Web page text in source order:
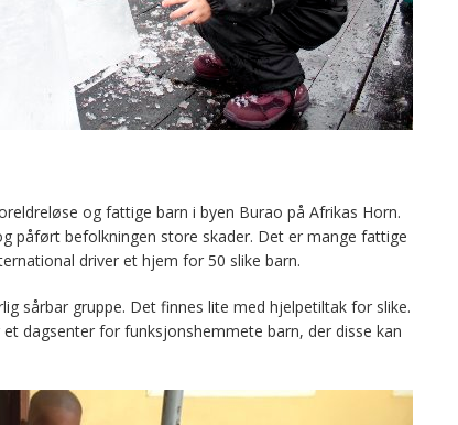
og fattige barn i byen Burao på Afrikas Horn.
påført befolkningen store skader. Det er mange fattige
driver et hjem for 50 slike barn.
sårbar gruppe. Det finnes lite med hjelpetiltak for slike.
dagsenter for funksjonshemmete barn, der disse kan